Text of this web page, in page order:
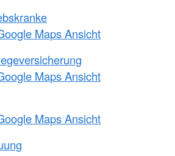
Maps Ansicht
Maps Ansicht
Maps Ansicht